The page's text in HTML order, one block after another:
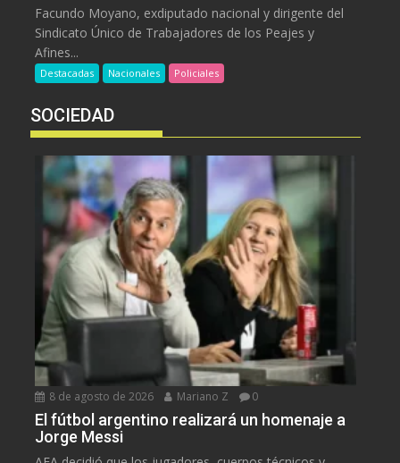
Facundo Moyano, exdiputado nacional y dirigente del
Sindicato Único de Trabajadores de los Peajes y
Afines...
Destacadas Nacionales Policiales
SOCIEDAD
8 de agosto de 2026 Mariano Z 0
El fútbol argentino realizará un homenaje a
Jorge Messi